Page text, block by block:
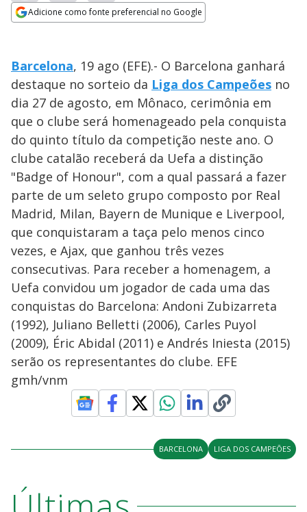
Adicione como fonte preferencial no Google
Barcelona, 19 ago (EFE).- O Barcelona ganhará
destaque no sorteio da Liga dos Campeões no
dia 27 de agosto, em Mônaco, cerimônia em
que o clube será homenageado pela conquista
do quinto título da competição neste ano. O
clube catalão receberá da Uefa a distinção
"Badge of Honour", com a qual passará a fazer
parte de um seleto grupo composto por Real
Madrid, Milan, Bayern de Munique e Liverpool,
que conquistaram a taça pelo menos cinco
vezes, e Ajax, que ganhou três vezes
consecutivas. Para receber a homenagem, a
Uefa convidou um jogador de cada uma das
conquistas do Barcelona: Andoni Zubizarreta
(1992), Juliano Belletti (2006), Carles Puyol
(2009), Éric Abidal (2011) e Andrés Iniesta (2015)
serão os representantes do clube. EFE
gmh/vnm
BARCELONA LIGA DOS CAMPEÕES